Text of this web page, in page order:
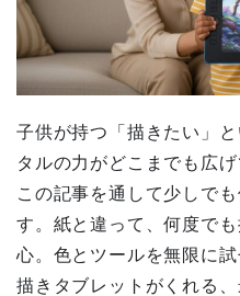
子供が持つ「描きたい」
タルの力がどこまでも広
この記事を通して少しで
す。紙と違って、何度で
心。色とツールを無限に
描きタブレットがくれる、